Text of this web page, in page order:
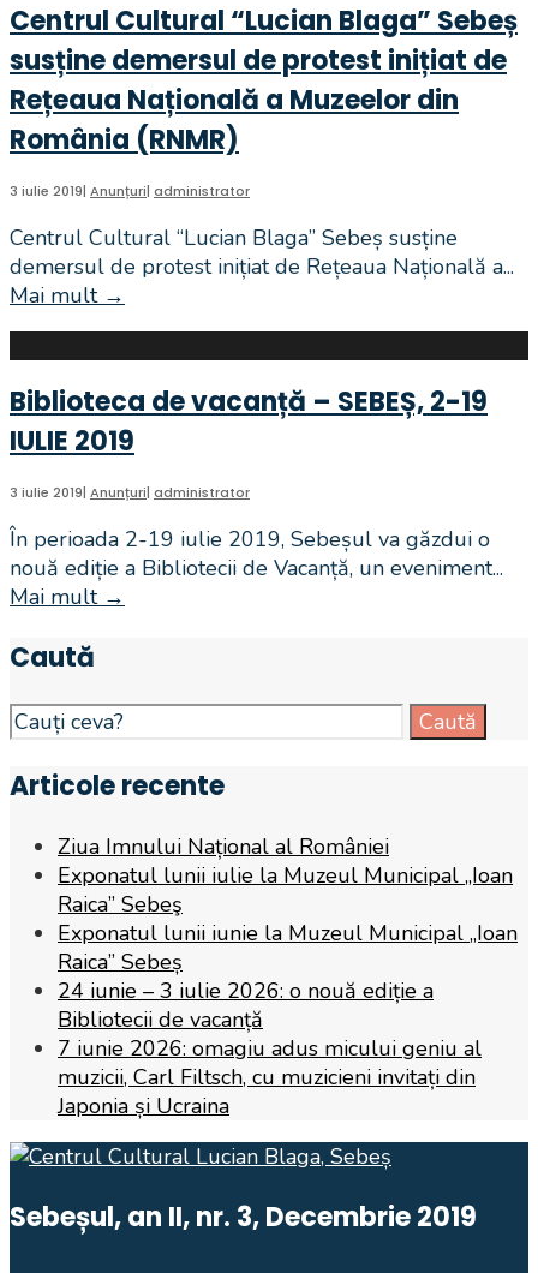
25
AUGUST
2019
–
perioadă
nedeterminată,
Centrul
Cultural
Blaga”
Sebeş
Centrul Cultural “Lucian Blaga” Sebeș
susține demersul de protest inițiat de
Rețeaua Națională a Muzeelor din
România (RNMR)
3 iulie 2019| Anunțuri| administrator
Centrul Cultural “Lucian Blaga” Sebeș susține
demersul de protest inițiat de Rețeaua Națională a...
Mai mult →
Cultural
“Lucian
Sebeș
susține
de
protest
inițiat
de
Muzeelor
(RNMR)
Biblioteca de vacanță – SEBEȘ, 2-19
IULIE 2019
3 iulie 2019| Anunțuri| administrator
În perioada 2-19 iulie 2019, Sebeșul va găzdui o
nouă ediție a Bibliotecii de Vacanță, un eveniment...
Mai mult →
SEBEȘ,
IULIE
Caută
Search
for:
Caută
Articole recente
Ziua Imnului Național al României
Exponatul lunii iulie la Muzeul Municipal „Ioan
Raica” Sebeş
Exponatul lunii iunie la Muzeul Municipal „Ioan
Raica” Sebeș
24 iunie – 3 iulie 2026: o nouă ediție a
Bibliotecii de vacanță
7 iunie 2026: omagiu adus micului geniu al
muzicii, Carl Filtsch, cu muzicieni invitați din
Japonia și Ucraina
Sebeșul, an II, nr. 3, Decembrie 2019